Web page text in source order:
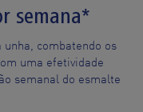
semana*
combatendo os
uma efetividade
semanal do esmalte